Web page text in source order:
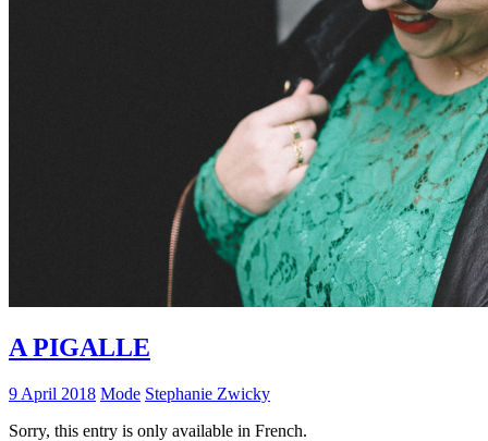
A PIGALLE
9 April 2018 Mode Stephanie Zwicky
Sorry, this entry is only available in French.